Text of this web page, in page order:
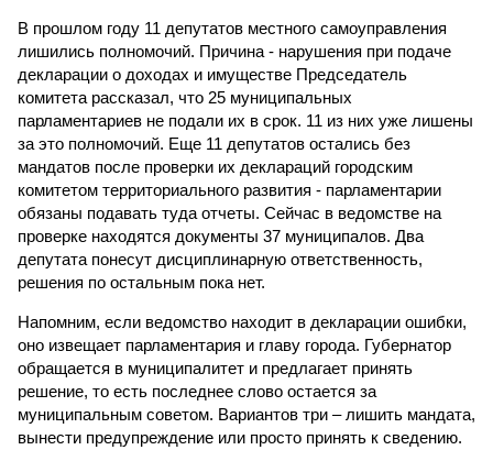
В прошлом году 11 депутатов местного самоуправления
лишились полномочий. Причина - нарушения при подаче
декларации о доходах и имуществе Председатель
комитета рассказал, что 25 муниципальных
парламентариев не подали их в срок. 11 из них уже лишены
за это полномочий. Еще 11 депутатов остались без
мандатов после проверки их деклараций городским
комитетом территориального развития - парламентарии
обязаны подавать туда отчеты. Сейчас в ведомстве на
проверке находятся документы 37 муниципалов. Два
депутата понесут дисциплинарную ответственность,
решения по остальным пока нет.
Напомним, если ведомство находит в декларации ошибки,
оно извещает парламентария и главу города. Губернатор
обращается в муниципалитет и предлагает принять
решение, то есть последнее слово остается за
муниципальным советом. Вариантов три – лишить мандата,
вынести предупреждение или просто принять к сведению.